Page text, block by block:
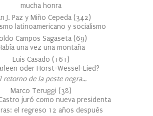
mucha honra
J. Paz y Miño Cepeda (342)
latinoamericano y socialismo
Campos Sagaseta (69)
una vez una montaña
Luis Casado (161 )
oder Horst-Wessel-Lied?
retorno de la peste negra…
Marco Teruggi (38)
juró como nueva presidenta
el regreso 12 años después